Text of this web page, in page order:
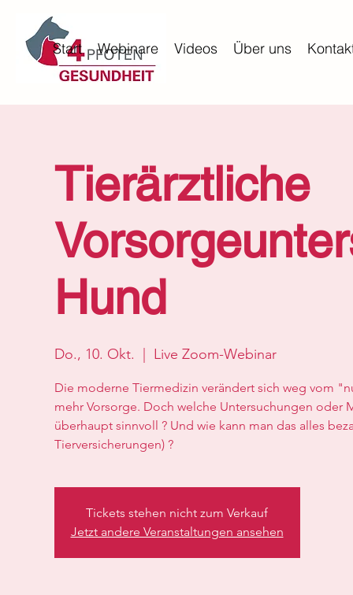
Start Webinare Videos Über uns
Tierärztliche
Hund
Do., 10. Okt. Live Zoom-Webinar
Die moderne Tiermedizin verändert sich weg vom
mehr Vorsorge. Doch welche Untersuchungen oder
überhaupt sinnvoll ? Und wie kann man das alles
Tierversicherungen) ?
Tickets stehen nicht zum Verkauf
Jetzt andere Veranstaltungen ansehen